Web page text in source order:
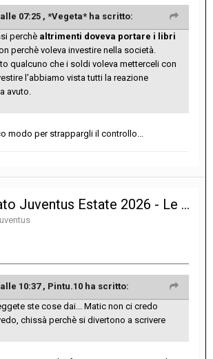
07:25 , *Vegeta* ha scritto:
perchè altrimenti doveva portare i libri
perchè voleva investire nella società.
qualcuno che i soldi voleva metterceli con
l'abbiamo vista tutti la reazione
avuto.
modo per strappargli il controllo...
Calciomercato Juventus Estate 2026 - Le notizie sulle trattative
10:37 , Pintu.10 ha scritto:
ste cose dai... Matic non ci credo
chissà perchè si divertono a scrivere